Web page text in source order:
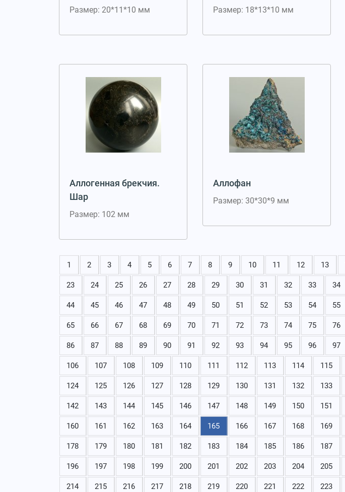
Размер: 20*11*10 мм Размер: 18*13*10 мм
Аллогенная брекчия.
Шар
Размер: 102 мм
Аллофан
Размер: 30*30*9 мм
1 2 3 4 5 6 7 8 9 10 11 12 13
23 24 25 26 27 28 29 30 31 32 33 34
44 45 46 47 48 49 50 51 52 53 54 55
65 66 67 68 69 70 71 72 73 74 75 76
86 87 88 89 90 91 92 93 94 95 96 97
106 107 108 109 110 111 112 113 114 115
124 125 126 127 128 129 130 131 132 133
142 143 144 145 146 147 148 149 150 151
160 161 162 163 164 165 166 167 168 169
178 179 180 181 182 183 184 185 186 187
196 197 198 199 200 201 202 203 204 205
214 215 216 217 218 219 220 221 222 223